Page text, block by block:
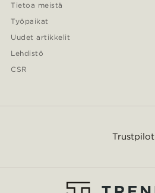
Tietoa meistä
Työpaikat
Uudet artikkelit
Lehdistö
CSR
Trustpilot